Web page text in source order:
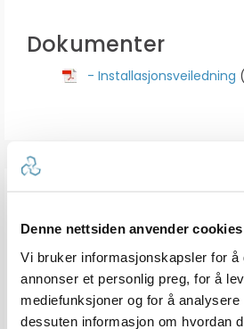
Denne nettsiden anvender cookies
Vi bruker informasjonskapsler for å
annonser et personlig preg, for å
mediefunksjoner og for å
dessuten informasjon om hvordan
Dokumenter
- Installasjonsveiledning
Karakter: 5 av 5
0 stemmer
Karakter: 4 av 5
stemmer
Karakter: 3 av 5
0 stemmer
Karakter: 2 av 5
0stemmer
Karakter: 1 av 5
0 stemmer